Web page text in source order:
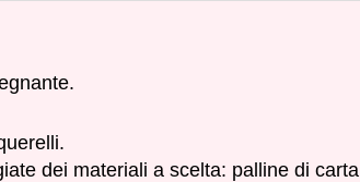
dei materiali a scelta: palline di carta